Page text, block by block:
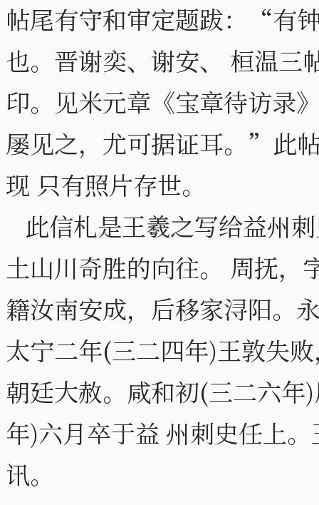
帖尾有守和审定题跋：“有
也。晋谢奕、谢安、 桓温三
印。见米元章《宝章待访录
屡见之，尤可据证耳。”此
现 只有照片存世。
此信札是王羲之写给益州
土山川奇胜的向往。 周抚，
籍汝南安成，后移家浔阳。
太宁二年(三二四年)王敦失
朝廷大赦。咸和初(三二六
年)六月卒于益 州刺史任上
讯。